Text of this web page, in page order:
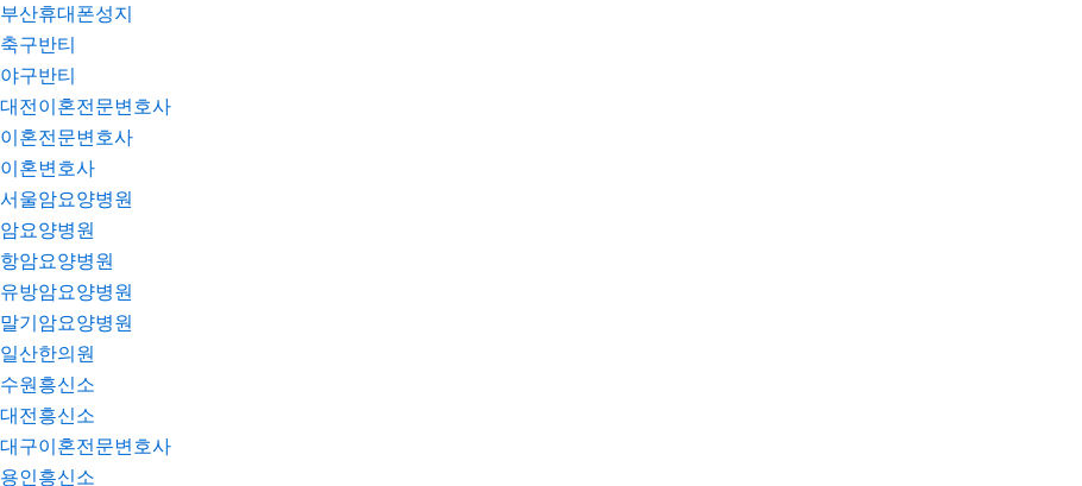
부산휴대폰성지
축구반티
야구반티
대전이혼전문변호사
이혼전문변호사
이혼변호사
서울암요양병원
암요양병원
항암요양병원
유방암요양병원
말기암요양병원
일산한의원
수원흥신소
대전흥신소
대구이혼전문변호사
용인흥신소